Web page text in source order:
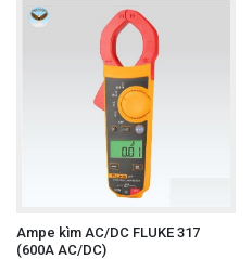
Ampe kìm AC/DC FLUKE 317
(600A AC/DC)